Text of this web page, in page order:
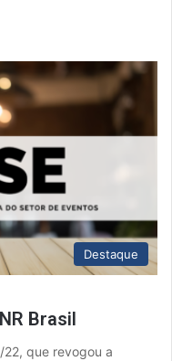
Destaque
Brasil
22, que revogou a